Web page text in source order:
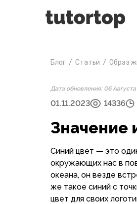
Блог / Статьи / Образ
Дата обновления: 06
01.11.2023 14336
Значение
Синий цвет — это
окружающих нас в
океана, он везде
же такое синий с
цвет для своих